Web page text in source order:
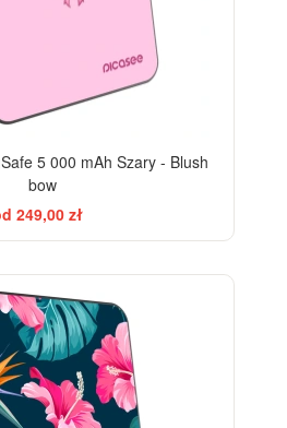
5 000 mAh Szary - Blush
bow
249,00 zł